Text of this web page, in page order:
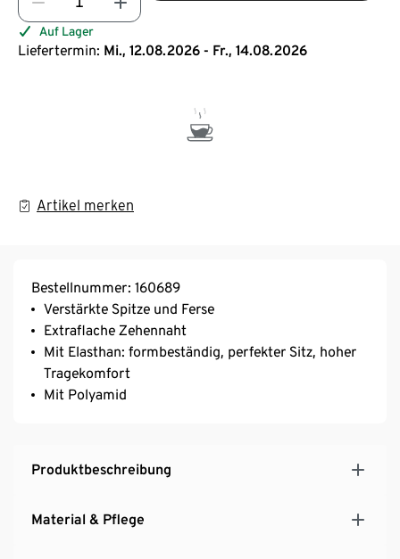
Auf Lager
Liefertermin: Mi., 12.08.2026 - Fr., 14.08.2026
Artikel merken
Bestellnummer: 160689
Verstärkte Spitze und Ferse
Extraflache Zehennaht
Mit Elasthan: formbeständig, perfekter Sitz, hoher
Tragekomfort
Mit Polyamid
Produktbeschreibung
Material & Pflege